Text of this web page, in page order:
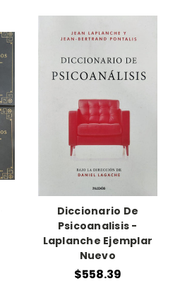
Diccionario De
Psicoanalisis -
Laplanche Ejemplar
Nuevo
$558.39